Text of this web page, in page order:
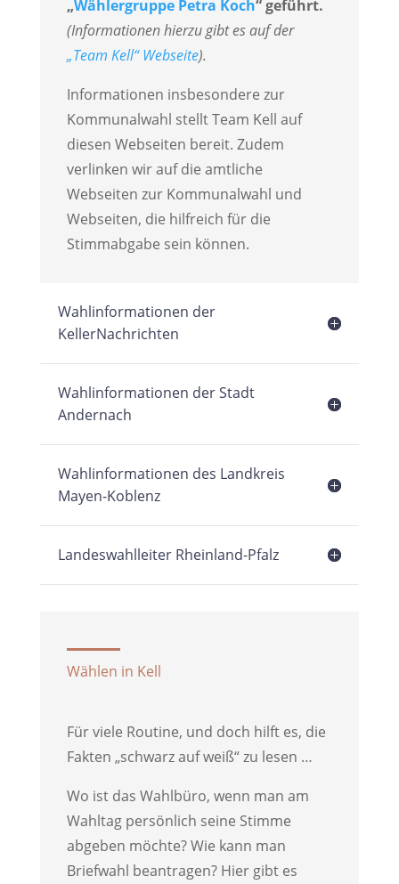
„Wählergruppe Petra Koch“ geführt.
(Informationen hierzu gibt es auf der
„Team Kell“ Webseite).
Informationen insbesondere zur
Kommunalwahl stellt Team Kell auf
diesen Webseiten bereit. Zudem
verlinken wir auf die amtliche
Webseiten zur Kommunalwahl und
Webseiten, die hilfreich für die
Stimmabgabe sein können.
Wahlinformationen der
KellerNachrichten
Wahlinformationen der Stadt
Andernach
Wahlinformationen des Landkreis
Mayen-Koblenz
Landeswahlleiter Rheinland-Pfalz
Wählen in Kell
Für viele Routine, und doch hilft es, die
Fakten „schwarz auf weiß“ zu lesen …
Wo ist das Wahlbüro, wenn man am
Wahltag persönlich seine Stimme
abgeben möchte? Wie kann man
Briefwahl beantragen? Hier gibt es